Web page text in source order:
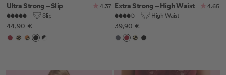
Ultra Strong – Slip
4.37
Slip
Angebotspreis
44,90 €
Cherry
LeoLeo/Orange
Schwarz
Schwarz/Weiß
Extra Strong – High Waist
4.65
High Waist
Angebotspreis
39,90 €
Anthrazit
Cherry
LeoSchwarz